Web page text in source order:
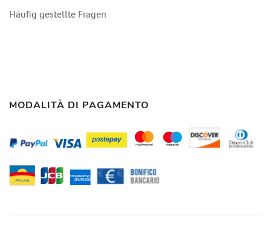
Häufig gestellte Fragen
MODALITÀ DI PAGAMENTO